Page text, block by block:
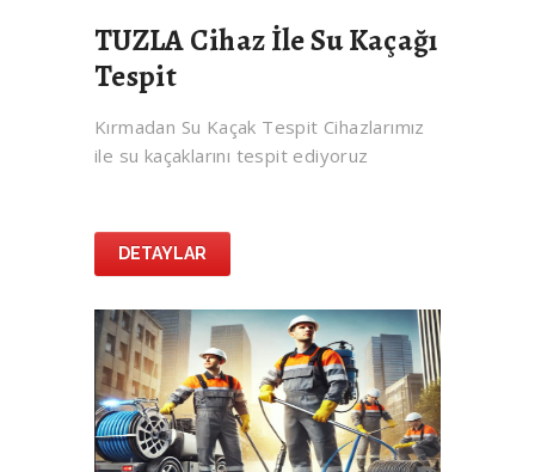
TUZLA Cihaz İle Su Kaçağı
Tespit
Kırmadan Su Kaçak Tespit Cihazlarımız
ile su kaçaklarını tespit ediyoruz
DETAYLAR